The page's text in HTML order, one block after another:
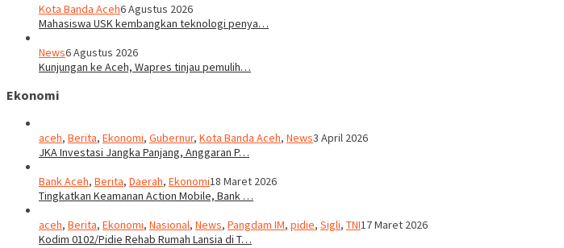
Kota Banda Aceh6 Agustus 2026
Mahasiswa USK kembangkan teknologi penya…
News6 Agustus 2026
Kunjungan ke Aceh, Wapres tinjau pemulih…
Ekonomi
aceh, Berita, Ekonomi, Gubernur, Kota Banda Aceh, News3 April 2026
JKA Investasi Jangka Panjang, Anggaran P…
Bank Aceh, Berita, Daerah, Ekonomi18 Maret 2026
Tingkatkan Keamanan Action Mobile, Bank …
aceh, Berita, Ekonomi, Nasional, News, Pangdam IM, pidie, Sigli, TNI17 Maret 2026
Kodim 0102/Pidie Rehab Rumah Lansia di T…